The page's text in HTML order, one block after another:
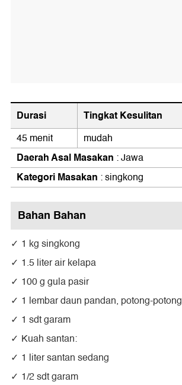
Durasi Tingkat Kesulitan
45 menit mudah
Daerah Asal Masakan : Jawa
Kategori Masakan : singkong
Bahan Bahan
1 kg singkong
1.5 liter air kelapa
100 g gula pasir
1 lembar daun pandan, potong-potong
1 sdt garam
Kuah santan:
1 liter santan sedang
1/2 sdt garam